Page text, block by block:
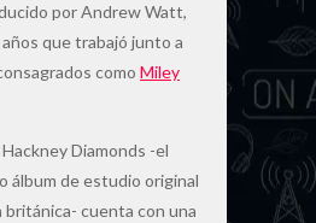
por Andrew Watt,
que trabajó junto a
como Miley
Diamonds -el
álbum de estudio original
británica- cuenta con una